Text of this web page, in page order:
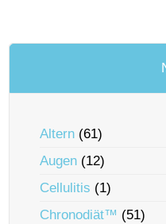
Altern (61)
Augen (12)
Cellulitis (1)
Chronodiät™ (51)